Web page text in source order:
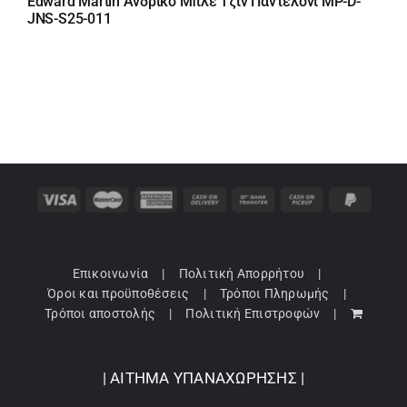
was:
τιμή
JNS-S25-011
Επικοινωνία
Πολιτική Απορρήτου
Όροι και προϋποθέσεις
Τρόποι Πληρωμής
Τρόποι αποστολής
Πολιτική Επιστροφών
| ΑΙΤΗΜΑ ΥΠΑΝΑΧΩΡΗΣΗΣ |